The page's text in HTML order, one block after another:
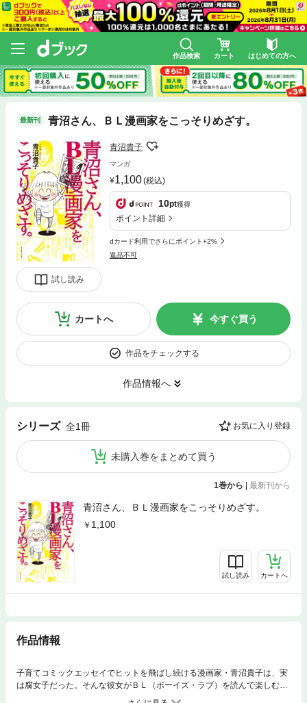
作品検索 カート はじめての方へ
最新刊 青沼さん、ＢＬ漫画家をこっそりめざす。
試し読み
青沼貴子
マンガ
1,100(税込)
10pt獲得
ポイント詳細
dカード利用でさらにポイント+2%
返品不可
カートへ 今すぐ買う
作品をチェックする
作品情報へ
シリーズ 全1冊 お気に入り登録
未購入巻をまとめて買う
1巻から | 最新刊から
青沼さん、ＢＬ漫画家をこっそりめざす。
1,100
試し読み カートへ
作品情報
子育てコミックエッセイでヒットを飛ばし続ける漫画家・青沼貴子は、実
は腐女子だった。そんな彼女がＢＬ（ボーイズ・ラブ）を読んで楽しむだ
けでなく、家族に隠れて漫画を描き、ペンネームを伏せて出版社へ持ち込